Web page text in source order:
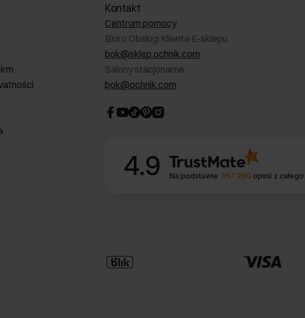
Kontakt
Centrum pomocy
Biuro Obsługi Klienta E-sklepu
bok@sklep.ochnik.com
Salony stacjonarne
bok@ochnik.com
4.9 Na podstawie 357 290 opinii z